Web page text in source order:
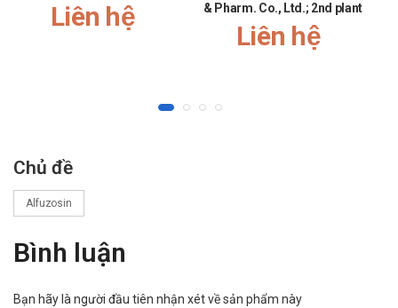
Liên hệ
& Pharm. Co., Ltd.; 2nd plant
Liên hệ
Chủ đề
Alfuzosin
Bình luận
Bạn hãy là người đầu tiên nhận xét về sản phẩm này